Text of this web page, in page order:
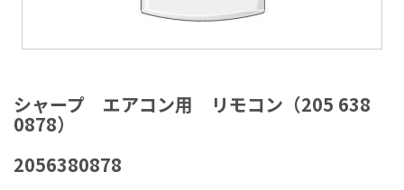
シャープ エアコン用 リモコン（205 638
0878）
2056380878
メ
ー
ジ
ャ